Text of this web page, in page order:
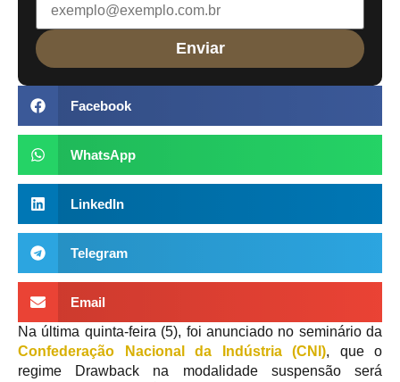
Facebook
WhatsApp
LinkedIn
Telegram
Email
Na última quinta-feira (5), foi anunciado no seminário da
Confederação Nacional da Indústria (CNI), que o
regime Drawback na modalidade suspensão será